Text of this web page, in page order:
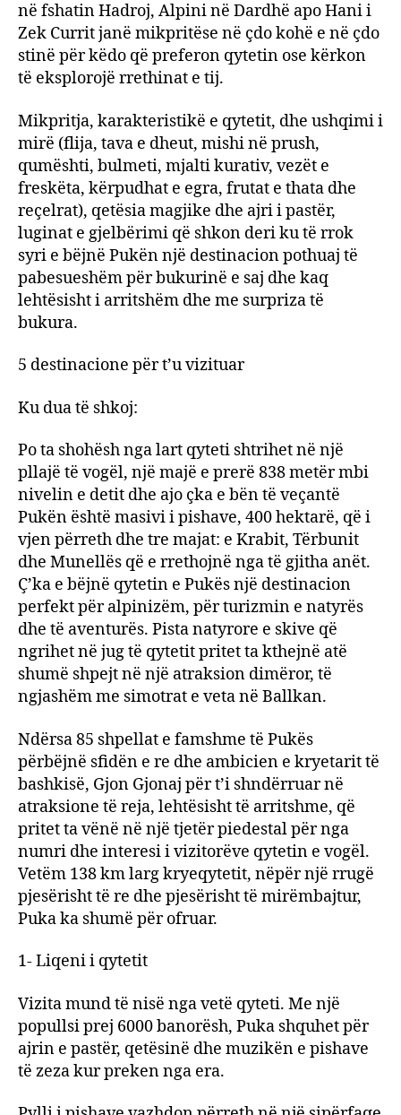
në fshatin Hadroj, Alpini në Dardhë apo Hani i
Zek Currit janë mikpritëse në çdo kohë e në çdo
stinë për këdo që preferon qytetin ose kërkon
të eksplorojë rrethinat e tij.
Mikpritja, karakteristikë e qytetit, dhe ushqimi i
mirë (flija, tava e dheut, mishi në prush,
qumështi, bulmeti, mjalti kurativ, vezët e
freskëta, kërpudhat e egra, frutat e thata dhe
reçelrat), qetësia magjike dhe ajri i pastër,
luginat e gjelbërimi që shkon deri ku të rrok
syri e bëjnë Pukën një destinacion pothuaj të
pabesueshëm për bukurinë e saj dhe kaq
lehtësisht i arritshëm dhe me surpriza të
bukura.
5 destinacione për t’u vizituar
Ku dua të shkoj:
Po ta shohësh nga lart qyteti shtrihet në një
pllajë të vogël, një majë e prerë 838 metër mbi
nivelin e detit dhe ajo çka e bën të veçantë
Pukën është masivi i pishave, 400 hektarë, që i
vjen përreth dhe tre majat: e Krabit, Tërbunit
dhe Munellës që e rrethojnë nga të gjitha anët.
Ç’ka e bëjnë qytetin e Pukës një destinacion
perfekt për alpinizëm, për turizmin e natyrës
dhe të aventurës. Pista natyrore e skive që
ngrihet në jug të qytetit pritet ta kthejnë atë
shumë shpejt në një atraksion dimëror, të
ngjashëm me simotrat e veta në Ballkan.
Ndërsa 85 shpellat e famshme të Pukës
përbëjnë sfidën e re dhe ambicien e kryetarit të
bashkisë, Gjon Gjonaj për t’i shndërruar në
atraksione të reja, lehtësisht të arritshme, që
pritet ta vënë në një tjetër piedestal për nga
numri dhe interesi i vizitorëve qytetin e vogël.
Vetëm 138 km larg kryeqytetit, nëpër një rrugë
pjesërisht të re dhe pjesërisht të mirëmbajtur,
Puka ka shumë për ofruar.
1- Liqeni i qytetit
Vizita mund të nisë nga vetë qyteti. Me një
popullsi prej 6000 banorësh, Puka shquhet për
ajrin e pastër, qetësinë dhe muzikën e pishave
të zeza kur preken nga era.